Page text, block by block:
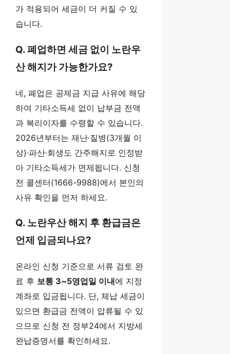
가 적용되어 세금이 더 커질 수 있
습니다.
Q. 폐업하면 세금 없이 노란우
산 해지가 가능한가요?
네, 폐업은 공제금 지급 사유에 해당
하여 기타소득세 없이 납부금 전액
과 복리이자를 수령할 수 있습니다.
2026년부터는 재난·질병(3개월 이
상)·파산·회생도 간주해지로 인정받
아 기타소득세가 면제됩니다. 신청
전 콜센터(1666-9988)에서 본인의
사유 확인을 먼저 하세요.
Q. 노란우산 해지 후 환급금은
언제 입금되나요?
온라인 신청 기준으로 서류 검토 완
료 후 보통 3~5영업일 이내에 지정
계좌로 입금됩니다. 단, 체납 세금이
있으면 환급금 전액이 압류될 수 있
으므로 신청 전 정부24에서 지방세
완납증명서를 확인하세요.